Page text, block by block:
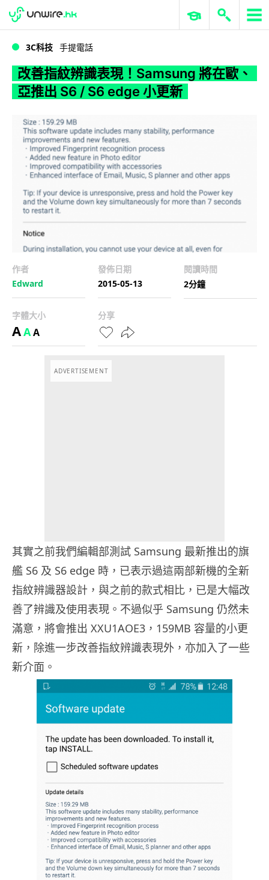
WWDC 2026 ERP 與商業 AI
3C科技 手提電話
改善指紋辨識表現！Samsung 將在歐、
亞推出 S6 / S6 edge 小更新
作者
Edward
發佈日期
2015-05-13
閱讀時間
2分鐘
字體大小
AAA
分享
ADVERTISEMENT
其實之前我們編輯部測試 Samsung 最新推出的旗
艦 S6 及 S6 edge 時，已表示過這兩部新機的全新
指紋辨識器設計，與之前的款式相比，已是大幅改
善了辨識及使用表現。不過似乎 Samsung 仍然未
滿意，將會推出 XXU1AOE3，159MB 容量的小更
新，除進一步改善指紋辨識表現外，亦加入了一些
新介面。